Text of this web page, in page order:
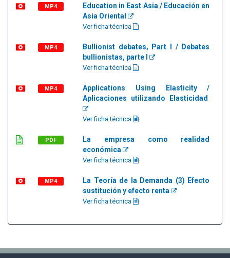
MP4
Education in East Asia / Educación en
Asia Oriental
Ver ficha técnica
MP4
Bullionist debates, Part I / Debates
bullionistas, parte I
Ver ficha técnica
MP4
Applications Using Elasticity /
Aplicaciones utilizando Elasticidad
Ver ficha técnica
PDF
La empresa como realidad
económica
Ver ficha técnica
MP4
La Teoría de la Demanda (3) Efecto
sustitución y efecto renta
Ver ficha técnica